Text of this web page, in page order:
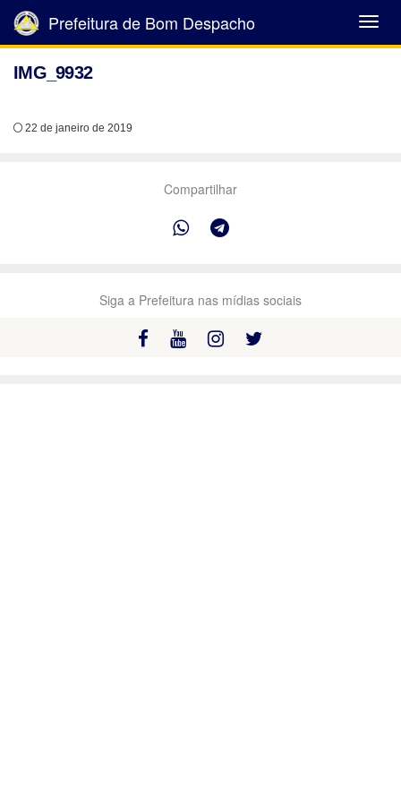
Abrir
Menu
Prefeitura de Bom Despacho
IMG_9932
22 de janeiro de 2019
Compartilhar
Siga a Prefeitura nas mídias sociais